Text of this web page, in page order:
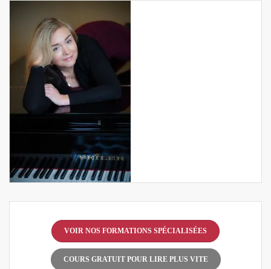
VOIR NOS FORMATIONS SPÉCIALISÉES
COURS GRATUIT POUR LIRE PLUS VITE